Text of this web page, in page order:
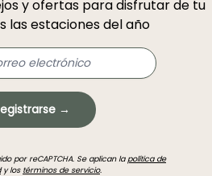
y ofertas para disfrutar de tu
las estaciones del año
→
por reCAPTCHA. Se aplican lapolítica de
y los términos de servicio.